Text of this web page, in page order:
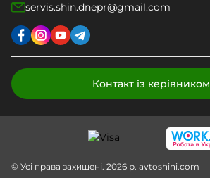
servis.shin.dnepr@gmail.com
Контакт із керівником
© Усі права захищені. 2026 р. avtoshini.com